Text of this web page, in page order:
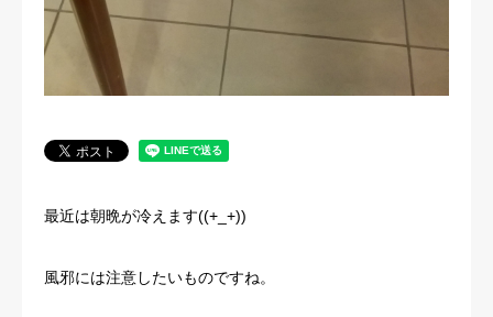
最近は朝晩が冷えます((+_+))
風邪には注意したいものですね。